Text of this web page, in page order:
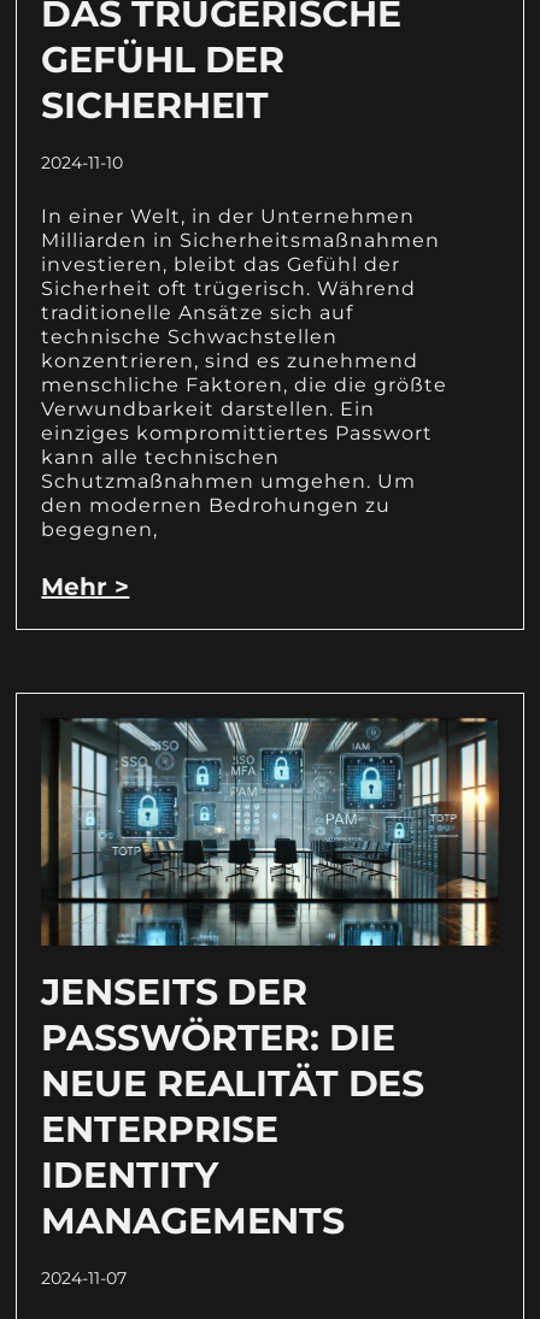
DAS TRÜGERISCHE
GEFÜHL DER
SICHERHEIT
2024-11-10
In einer Welt, in der Unternehmen
Milliarden in Sicherheitsmaßnahmen
investieren, bleibt das Gefühl der
Sicherheit oft trügerisch. Während
traditionelle Ansätze sich auf
technische Schwachstellen
konzentrieren, sind es zunehmend
menschliche Faktoren, die die größte
Verwundbarkeit darstellen. Ein
einziges kompromittiertes Passwort
kann alle technischen
Schutzmaßnahmen umgehen. Um
den modernen Bedrohungen zu
begegnen,
Mehr >
JENSEITS DER
PASSWÖRTER: DIE
NEUE REALITÄT DES
ENTERPRISE
IDENTITY
MANAGEMENTS
2024-11-07